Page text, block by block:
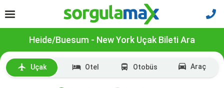
Heide/Buesum - New York Uçak Bileti Ara
Uçak Otel Otobüs Araç